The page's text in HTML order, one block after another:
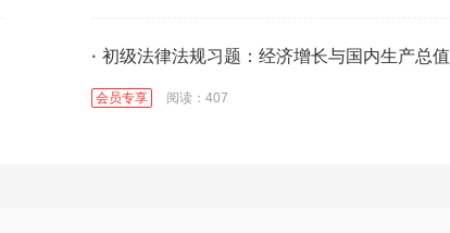
· 初级法律法规习题：经济增长与国内生产总值
会员专享 阅读：407